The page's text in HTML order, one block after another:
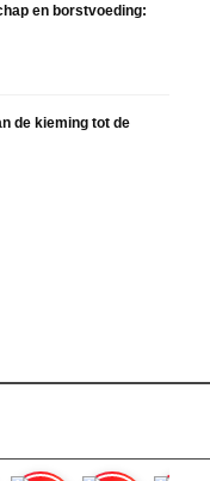
en borstvoeding:
de kieming tot de